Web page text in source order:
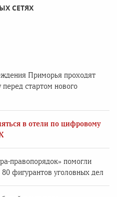
СЕТЯХ
Приморья проходят
стартом нового
в отели по цифровому
правопорядок» помогли
фигурантов уголовных дел